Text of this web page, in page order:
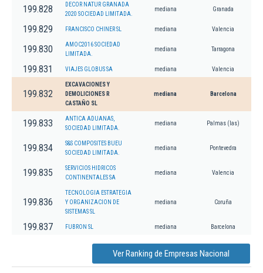
199.828
DECOR NATUR GRANADA
2020 SOCIEDAD LIMITADA.
mediana Granada
199.829 FRANCISCO CHINER SL mediana Valencia
199.830
AMOC2016 SOCIEDAD
LIMITADA.
mediana Tarragona
199.831 VIAJES GLOBUS SA mediana Valencia
199.832
EXCAVACIONES Y
DEMOLICIONES R
CASTAÑO SL
mediana Barcelona
199.833
ANTICA ADUANAS,
SOCIEDAD LIMITADA.
mediana Palmas (las)
199.834
S&S COMPOSITES BUEU
SOCIEDAD LIMITADA.
mediana Pontevedra
199.835
SERVICIOS HIDRICOS
CONTINENTALES SA
mediana Valencia
199.836
TECNOLOGIA ESTRATEGIA
Y ORGANIZACION DE
SISTEMAS SL
mediana Coruña
199.837 FUBRON SL mediana Barcelona
Ver Ranking de Empresas Nacional